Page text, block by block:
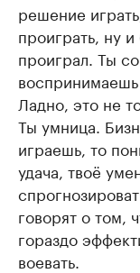
решение
проиграть, ну
проиграл. Ты
Ладно, это не
Ты умница.
играешь, то
удача, твоё
говорят о том,
гораздо
воевать.